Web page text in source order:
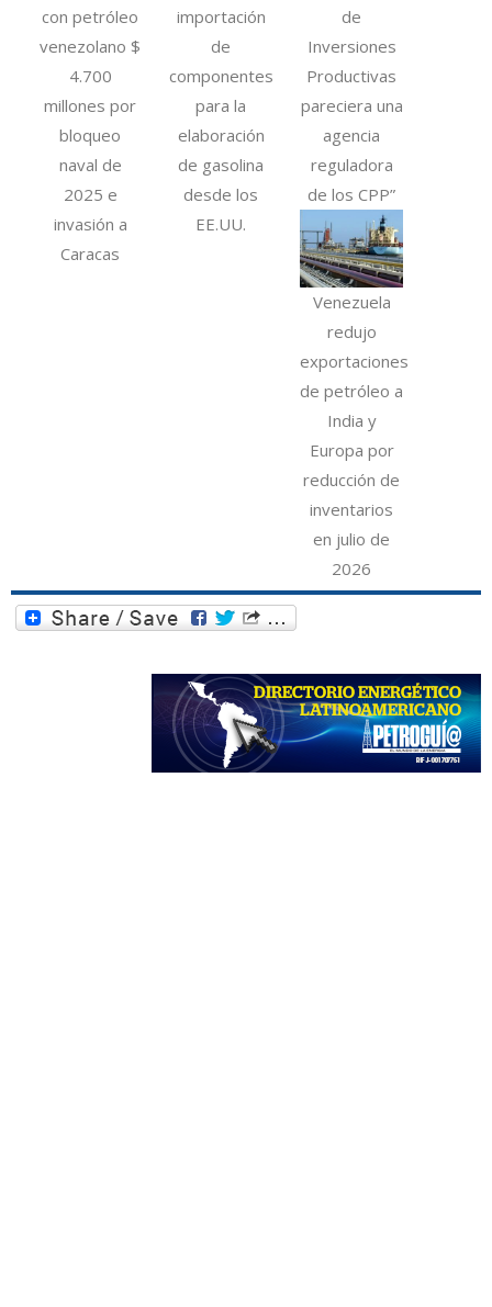
con petróleo
venezolano $
4.700
millones por
bloqueo
naval de
2025 e
invasión a
Caracas
importación
de
componentes
para la
elaboración
de gasolina
desde los
EE.UU.
de
Inversiones
Productivas
pareciera una
agencia
reguladora
de los CPP”
Venezuela
redujo
exportaciones
de petróleo a
India y
Europa por
reducción de
inventarios
en julio de
2026